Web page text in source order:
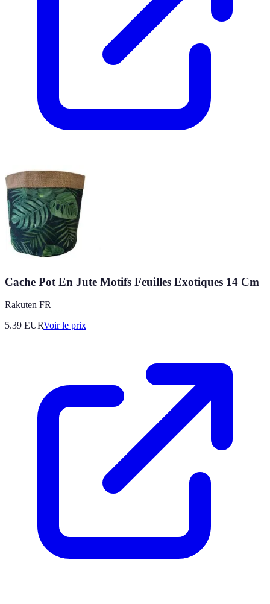
Cache Pot En Jute Motifs Feuilles Exotiques 14 Cm
Rakuten FR
5.39 EURVoir le prix